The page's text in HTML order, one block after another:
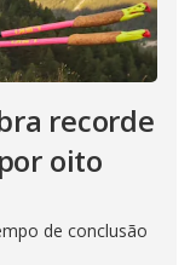
recorde
oito
de conclusão